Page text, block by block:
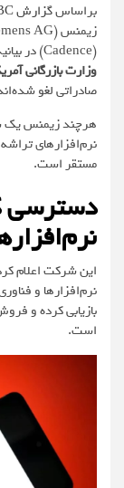
براساسگزارش CNBC
(Cadence) در بیانیه‌های جداگانه‌ای، اعلام کردند که نامه‌هایی از سوی
وزارت بازرگانی
صادراتی لغو
هرچند زیمنس یک
مستقر است.
دسترسی
این شرکت اعلام
نرم‌افزارها و
بازیابی کرده و
است.